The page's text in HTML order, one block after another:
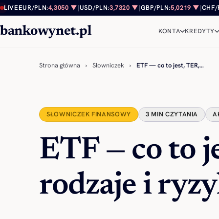
Przejdź do treści
LIVEEUR/PLN:4,3050 ▼|USD/PLN:3,7320 ▼|GBP/PLN:5,0219 ▼|CHF/
bankowynet.pl KONTA KREDYTY
Strona główna › Słowniczek › ETF — co to jest, TER,…
SŁOWNICZEK FINANSOWY 3 MIN CZYTANIA
ETF — co to
rodzaje i